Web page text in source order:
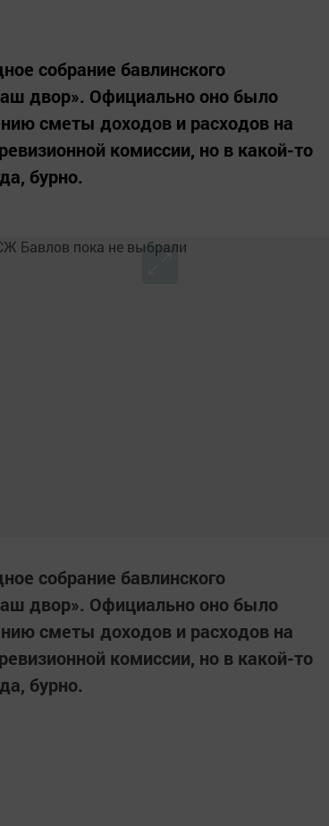
собрание бавлинского
двор». Официально оно было
сметы доходов и расходов на
комиссии, но в какой-то
бурно.
собрание бавлинского
двор». Официально оно было
сметы доходов и расходов на
комиссии, но в какой-то
бурно.